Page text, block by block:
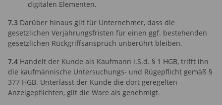
digitalen Elementen.
7.3 Darüber hinaus gilt für Unternehmer, dass die
gesetzlichen Verjährungsfristen für einen ggf. bestehenden
gesetzlichen Rückgriffsanspruch unberührt bleiben.
7.4 Handelt der Kunde als Kaufmann i.S.d. § 1 HGB, trifft ihn
die kaufmännische Untersuchungs- und Rügepflicht gemäß §
377 HGB. Unterlässt der Kunde die dort geregelten
Anzeigepflichten, gilt die Ware als genehmigt.